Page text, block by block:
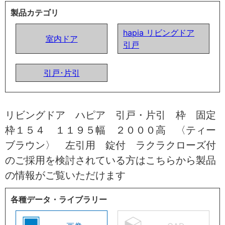
製品カテゴリ
室内ドア
hapia リビングドア
引戸
引戸･片引
リビングドア ハピア 引戸・片引 枠 固定
枠１５４ １１９５幅 ２０００高 〈ティー
ブラウン〉 左引用 錠付 ラクラクローズ付
のご採用を検討されている方はこちらから製品
の情報がご覧いただけます
各種データ・ライブラリー